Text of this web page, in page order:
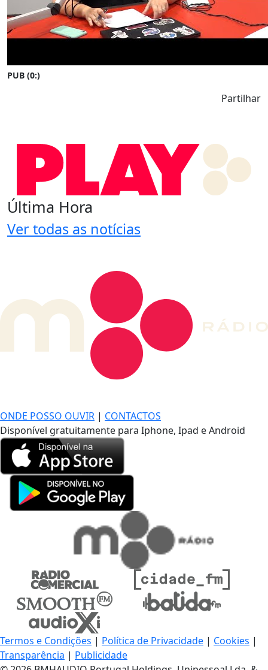
PUB (0:)
Partilhar
Última Hora
Ver todas as notícias
ONDE POSSO OUVIR | CONTACTOS
Disponível gratuitamente para Iphone, Ipad e Android
Termos e Condições | Política de Privacidade | Cookies |
Transparência | Publicidade